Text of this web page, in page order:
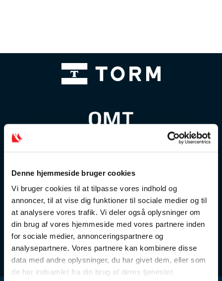
Denne hjemmeside bruger cookies
Vi bruger cookies til at tilpasse vores indhold og
annoncer, til at vise dig funktioner til sociale medier og til
at analysere vores trafik. Vi deler også oplysninger om
din brug af vores hjemmeside med vores partnere inden
for sociale medier, annonceringspartnere og
analysepartnere. Vores partnere kan kombinere disse
data med andre oplysninger, du har givet dem, eller som
de har indsamlet fra din brug af deres tjenester.